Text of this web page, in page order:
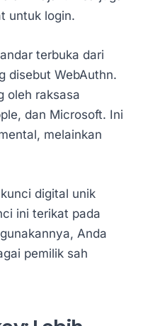
untuk login.
terbuka dari
disebut WebAuthn.
oleh raksasa
dan Microsoft. Ini
melainkan
digital unik
ini terikat pada
Anda
pemilik sah